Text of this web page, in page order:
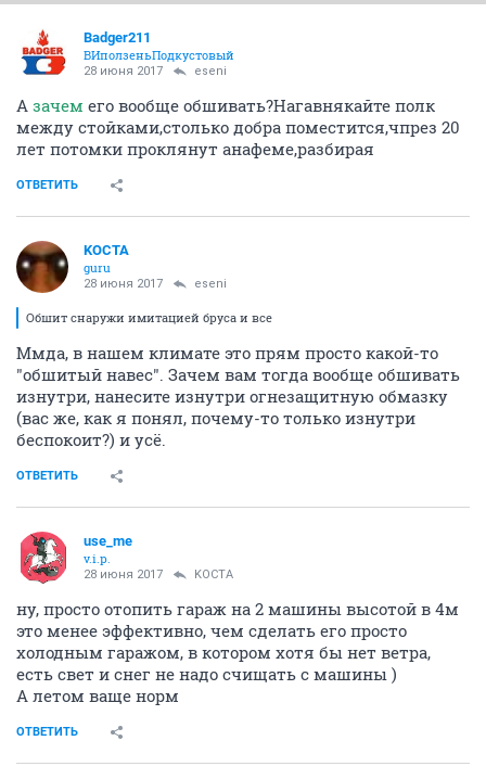
Badger211
ВИползеньПодкустовый
28 июня 2017 eseni
А зачем его вообще обшивать?Нагавнякайте полк
между стойками,столько добра поместится,чпрез 20
лет потомки проклянут анафеме,разбирая
ОТВЕТИТЬ
KOCTA
guru
28 июня 2017 eseni
Обшит снаружи имитацией бруса и все
Ммда, в нашем климате это прям просто какой-то
"обшитый навес". Зачем вам тогда вообще обшивать
изнутри, нанесите изнутри огнезащитную обмазку
(вас же, как я понял, почему-то только изнутри
беспокоит?) и усё.
ОТВЕТИТЬ
use_me
v.i.p.
28 июня 2017 KOCTA
ну, просто отопить гараж на 2 машины высотой в 4м
это менее эффективно, чем сделать его просто
холодным гаражом, в котором хотя бы нет ветра,
есть свет и снег не надо счищать с машины )
А летом ваще норм
ОТВЕТИТЬ